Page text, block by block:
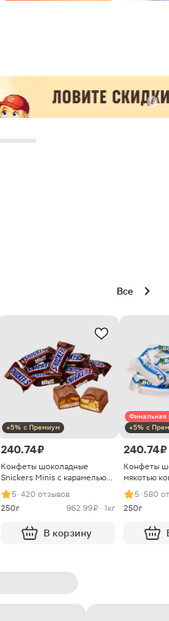
Все
+5% с Премиум
240.74 ₽
Конфеты шоколадные
Snickers Minis с карамелью
арахисом и нугой
5· 420 отзывов
250г
962.99 ₽ · 1кг
В корзину
Финальная
+5% с
240.74 ₽
Конфеты
мякотью
5· 580
250г